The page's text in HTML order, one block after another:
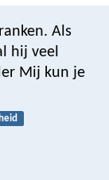
Als
hij veel
Mij kun je